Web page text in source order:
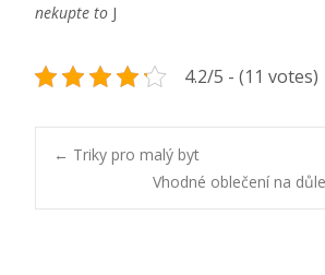
nekupte to J
4.2/5 - (11 votes)
Post
← Triky pro malý byt
Vhodné oblečení na